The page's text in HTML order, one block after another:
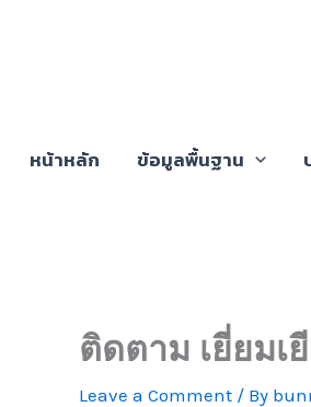
หน้าหลัก ข้อมูลพื้นฐาน
ติดตาม เยี่ยมเ
Leave a Comment / By